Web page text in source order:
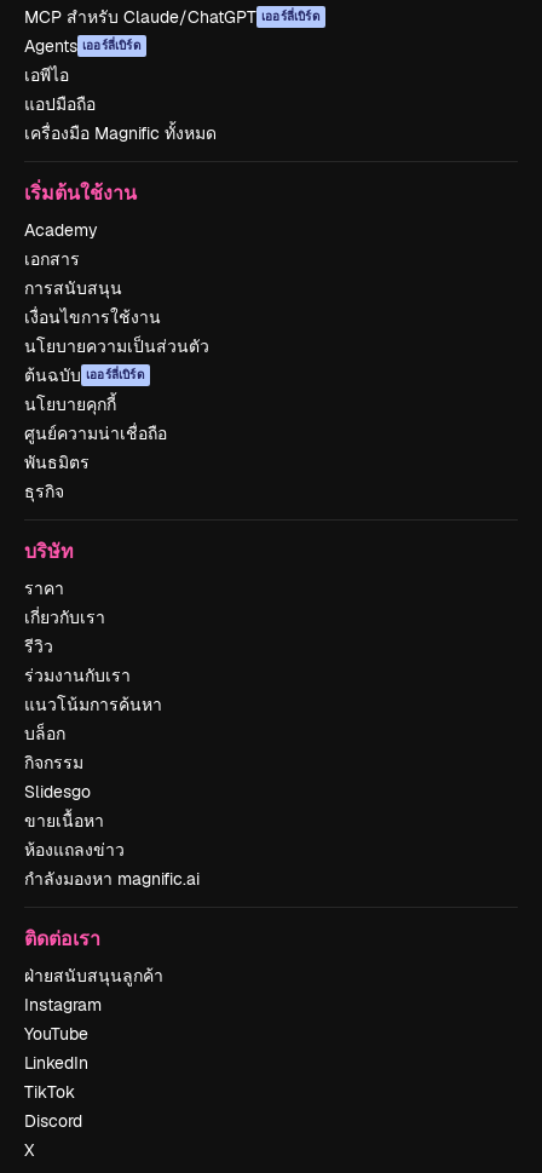
MCP สำหรับ Claude/ChatGPT เออร์ลี่เบิร์ด
Agents เออร์ลี่เบิร์ด
เอพีไอ
แอปมือถือ
เครื่องมือ Magnific ทั้งหมด
เริ่มต้นใช้งาน
Academy
เอกสาร
การสนับสนุน
เงื่อนไขการใช้งาน
นโยบายความเป็นส่วนตัว
ต้นฉบับ เออร์ลี่เบิร์ด
นโยบายคุกกี้
ศูนย์ความน่าเชื่อถือ
พันธมิตร
ธุรกิจ
บริษัท
ราคา
เกี่ยวกับเรา
รีวิว
ร่วมงานกับเรา
แนวโน้มการค้นหา
บล็อก
กิจกรรม
Slidesgo
ขายเนื้อหา
ห้องแถลงข่าว
กำลังมองหา magnific.ai
ติดต่อเรา
ฝ่ายสนับสนุนลูกค้า
Instagram
YouTube
LinkedIn
TikTok
Discord
X